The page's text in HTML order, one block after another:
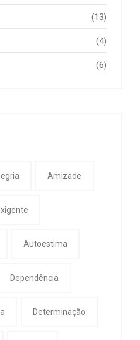
(13)
(4)
(6)
Amizade
Autoestima
Dependência
Determinação